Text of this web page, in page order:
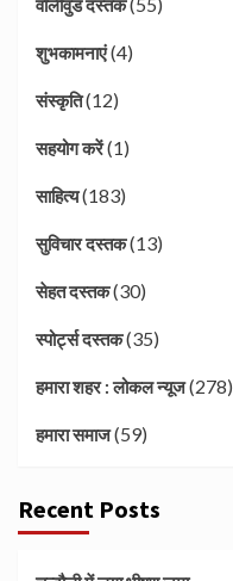
वॉलीवुड दस्तक(55)
शुभकामनाएं(4)
संस्कृति(12)
सहयोग करें(1)
साहित्य(183)
सुविचार दस्तक(13)
सेहत दस्तक(30)
स्पोर्ट्स दस्तक(35)
हमारा शहर : लोकल न्यूज(278)
हमारा समाज(59)
Recent Posts